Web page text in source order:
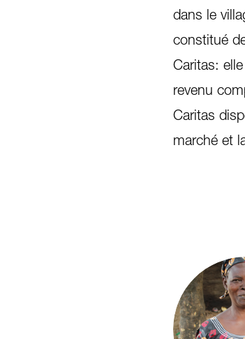
dans le
constitué
Caritas:
revenu
Caritas
marché et